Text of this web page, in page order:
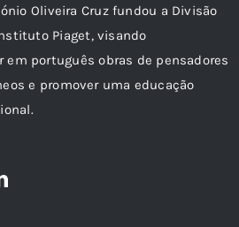
Oliveira Cruz fundou a Divisão
Piaget, visando
em português obras de pensadores
e promover uma educação